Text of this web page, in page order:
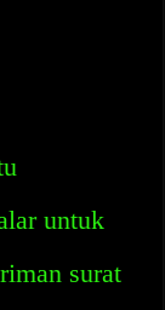
untuk
surat